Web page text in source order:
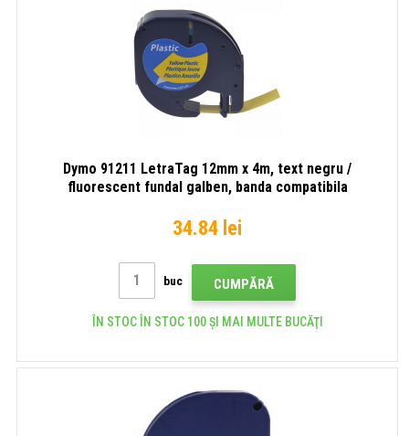
Dymo 91211 LetraTag 12mm x 4m, text negru /
fluorescent fundal galben, banda compatibila
34.84 lei
buc CUMPĂRĂ
ÎN STOC ÎN STOC 100 ȘI MAI MULTE BUCĂŢI